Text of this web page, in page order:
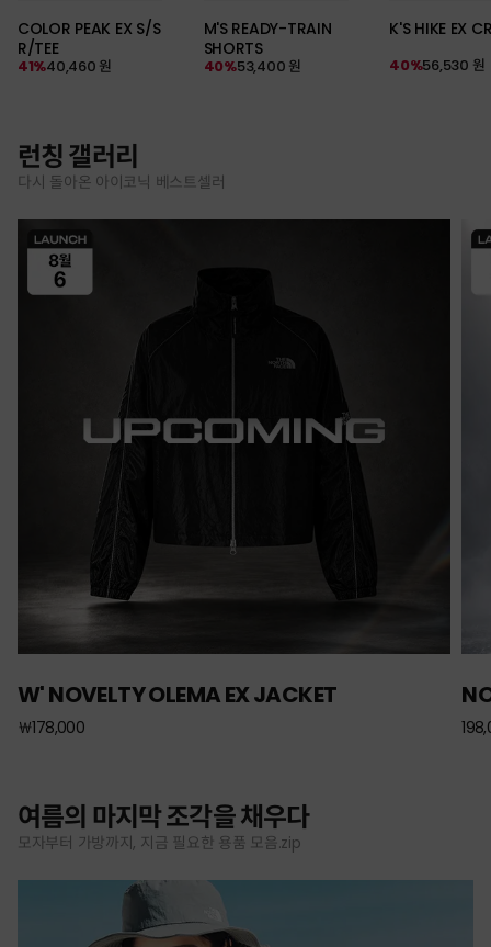
COLOR PEAK EX S/S
R/TEE
40,460 원
41%
M'S READY-TRAIN
SHORTS
53,400 원
40%
K'S HIKE EX
56,530 원
40%
런칭 갤러리
다시 돌아온 아이코닉 베스트셀러
W' NOVELTY OLEMA EX JACKET
￦178,000
여름의 마지막 조각을 채우다
모자부터 가방까지, 지금 필요한 용품 모음.zip